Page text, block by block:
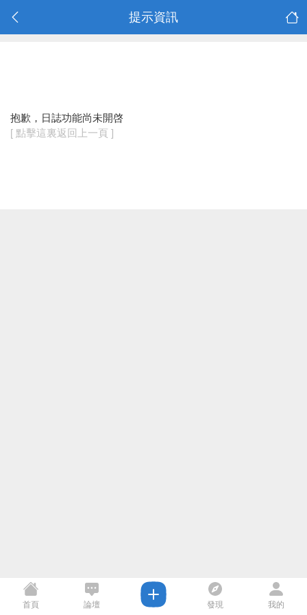
提示資訊
抱歉，日誌功能尚未開啓
[ 點擊這裏返回上一頁 ]
首頁 論壇 發現 我的